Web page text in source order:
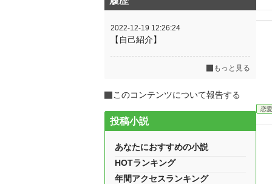
恋愛
2022-12-19 12:26:24
【自己紹介】
もっと見る
このコンテンツについて報告する
投稿小説
あなたにおすすめの小説
HOTランキング
年間アクセスランキング